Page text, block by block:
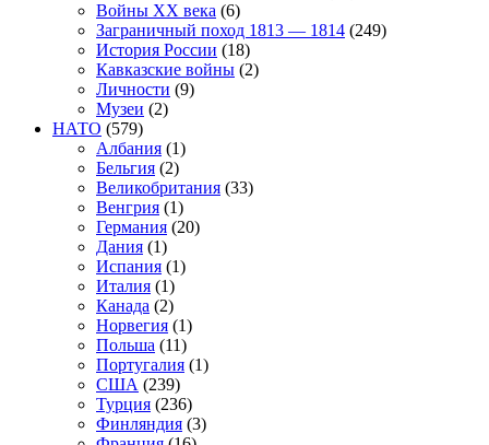
Войны XX века (6)
Заграничный поход 1813 — 1814 (249)
История России (18)
Кавказские войны (2)
Личности (9)
Музеи (2)
НАТО (579)
Албания (1)
Бельгия (2)
Великобритания (33)
Венгрия (1)
Германия (20)
Дания (1)
Испания (1)
Италия (1)
Канада (2)
Норвегия (1)
Польша (11)
Португалия (1)
США (239)
Турция (236)
Финляндия (3)